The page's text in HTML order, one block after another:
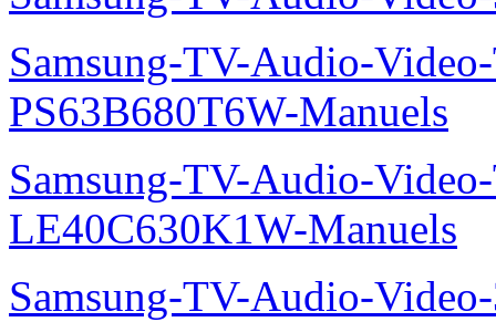
Samsung-TV-Audio-
PS63B680T6W-Manuels
Samsung-TV-Audio-
LE40C630K1W-Manuels
Samsung-TV-Audio-